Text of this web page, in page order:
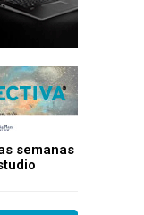
semanas